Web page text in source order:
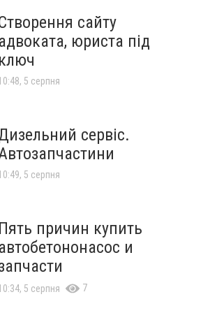
сайту
адвоката, юриста під
ключ
5 серпня
сервіс.
5 серпня
Пять причин купить
автобетононасос и
5 серпня 7